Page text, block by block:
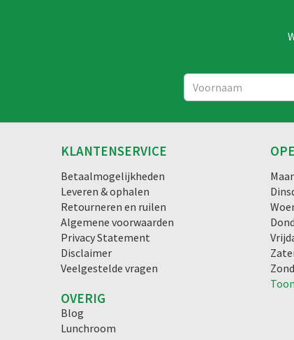
KLANTENSERVICE
Betaalmogelijkheden
Leveren & ophalen
Retourneren en ruilen
Algemene voorwaarden
Privacy Statement
Disclaimer
Veelgestelde vragen
OVERIG
Blog
Lunchroom